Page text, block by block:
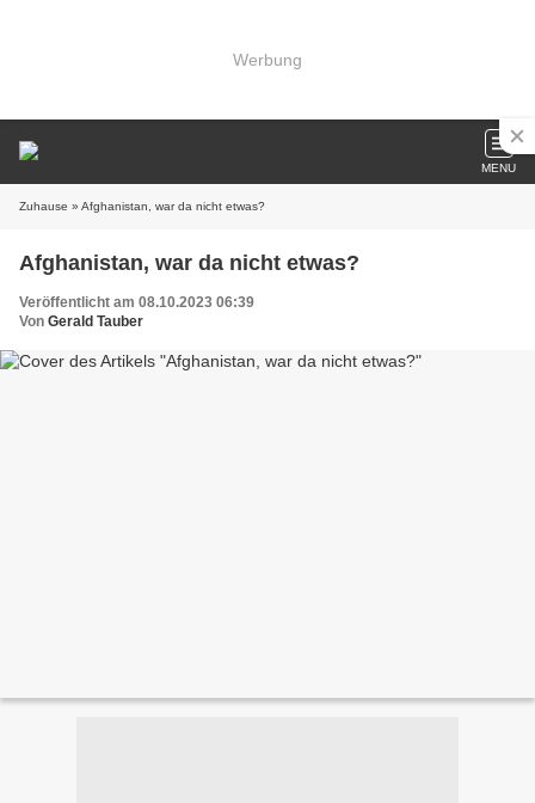
Werbung
MENU
Zuhause » Afghanistan, war da nicht etwas?
Afghanistan, war da nicht etwas?
Veröffentlicht am 08.10.2023 06:39
Von Gerald Tauber